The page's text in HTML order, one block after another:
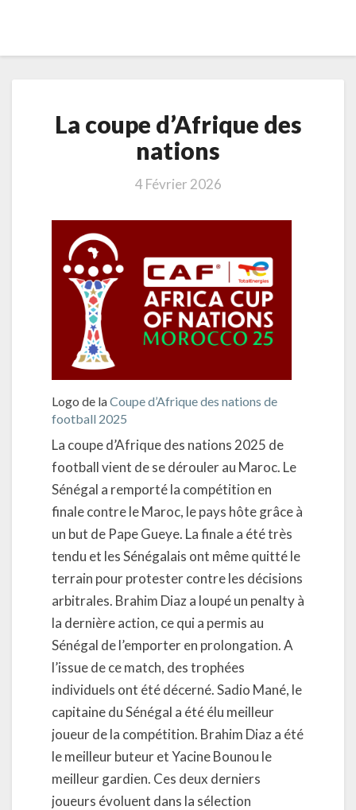
coupe
d’Afrique
des
La coupe d’Afrique des
nations
4 Février 2026
Logo de laCoupe d’Afrique des nations de
football 2025
La coupe d’Afrique des nations 2025 de
football vient de se dérouler au Maroc. Le
Sénégal a remporté la compétition en
finale contre le Maroc, le pays hôte grâce à
un but de Pape Gueye. La finale a été très
tendu et les Sénégalais ont même quitté le
terrain pour protester contre les décisions
arbitrales. Brahim Diaz a loupé un penalty à
la dernière action, ce qui a permis au
Sénégal de l’emporter en prolongation. A
l’issue de ce match, des trophées
individuels ont été décerné. Sadio Mané, le
capitaine du Sénégal a été élu meilleur
joueur de la compétition. Brahim Diaz a été
le meilleur buteur et Yacine Bounou le
meilleur gardien. Ces deux derniers
joueurs évoluent dans la sélection